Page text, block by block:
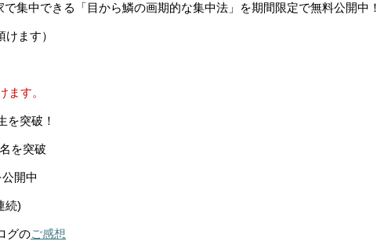
集中できる「目から鱗の画期的な集中法」を期間限定で無料公開中！
けます）
ます。
を突破！
を突破
開中
続)
グのご感想